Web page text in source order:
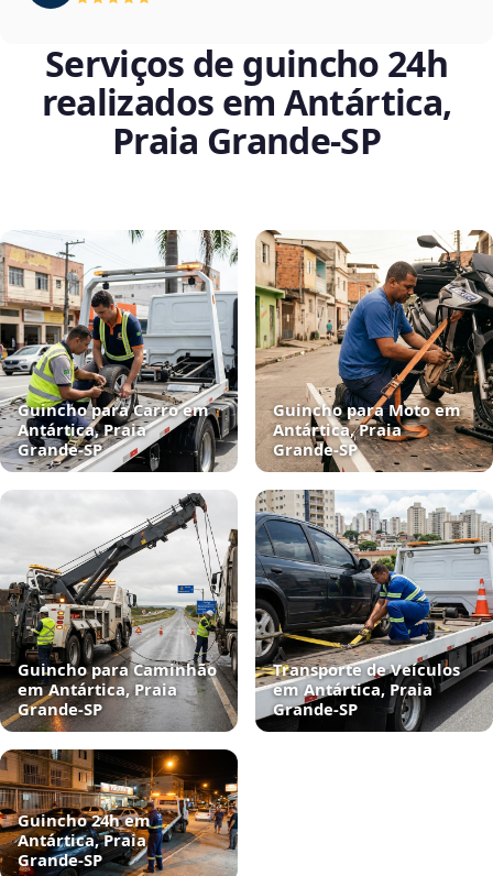
Serviços de guincho 24h
realizados em Antártica,
Praia Grande‑SP
Guincho para Carro em
Antártica, Praia
Grande‑SP
Guincho para Moto em
Antártica, Praia
Grande‑SP
Guincho para Caminhão
em Antártica, Praia
Grande‑SP
Transporte de Veículos
em Antártica, Praia
Grande‑SP
Guincho 24h em
Antártica, Praia
Grande‑SP